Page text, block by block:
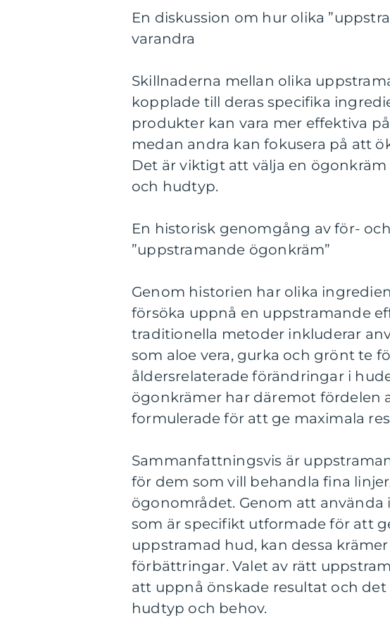
En diskussion om hur olika
varandra
Skillnaderna mellan olika
kopplade till deras specifika
produkter kan vara mer effektiva
medan andra kan fokusera på att
Det är viktigt att välja en
och hudtyp.
En historisk genomgång av för-
”uppstramande ögonkräm”
Genom historien har olika
försöka uppnå en uppstramande
traditionella metoder inkluderar
som aloe vera, gurka och grönt te
åldersrelaterade förändringar i
ögonkrämer har däremot fördelen
formulerade för att ge maximala
Sammanfattningsvis är
för dem som vill behandla fina
ögonområdet. Genom att
som är specifikt utformade för att
uppstramad hud, kan dessa
förbättringar. Valet av rätt
att uppnå önskade resultat och
hudtyp och behov.